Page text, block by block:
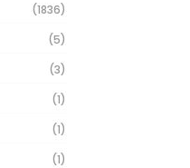
(1836)
(5)
(3)
(1)
(1)
(1)